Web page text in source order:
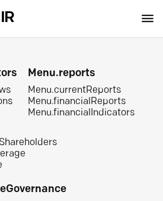
Menu.reports
Menu.currentReports
Menu.financialReports
Menu.financialIndicators